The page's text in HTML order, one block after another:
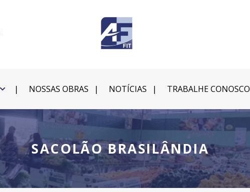
NOSSAS OBRAS NOTÍCIAS TRABALHE CONOSCO
SACOLÃO BRASILÂNDIA